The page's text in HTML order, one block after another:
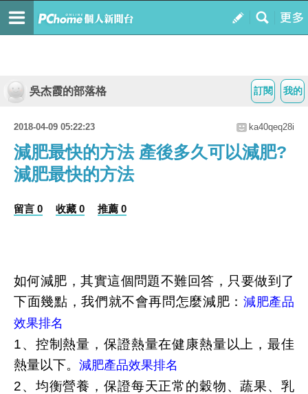
我的
訂閱
吳杰霞的部落格
2018-04-09 05:22:23 ka40qeq28i
減肥最快的方法 產後多久可以減肥?
減肥最快的方法
留言 0 收藏 0 推薦 0
如何減肥，其實這個問題不難回答，只要做到了
下面幾點，我們就不會再問怎麼減肥：減肥產品
效果排名
1、控制熱量，保證熱量在健康熱量以上，最佳
熱量以下。 減肥產品效果排名
2、均衡營養，保證每天正常的穀物、蔬果、乳